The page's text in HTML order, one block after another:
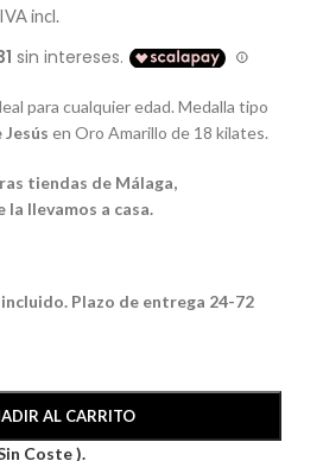
IVA incl.
para cualquier edad. Medalla tipo
en Oro Amarillo de 18 kilates.
tiendas de Málaga,
la llevamos a casa.
Plazo de entrega 24-72
AL CARRITO
Coste ).